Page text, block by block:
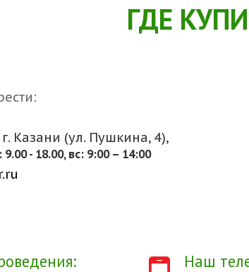
ГДЕ
Казани (ул. Пушкина, 4),
- 18.00, вс: 9:00 – 14:00
Наш